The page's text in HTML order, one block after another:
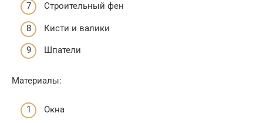
Строительный фен
Кисти и валики
Шпатели
Материалы:
Окна